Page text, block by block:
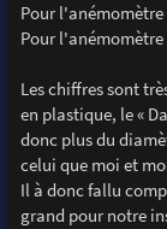
Pour l'anémomètre
Pour l'anémomètre
Les chiffres sont
en plastique, le «
donc plus du
celui que moi et
Il à donc fallu
grand pour notre